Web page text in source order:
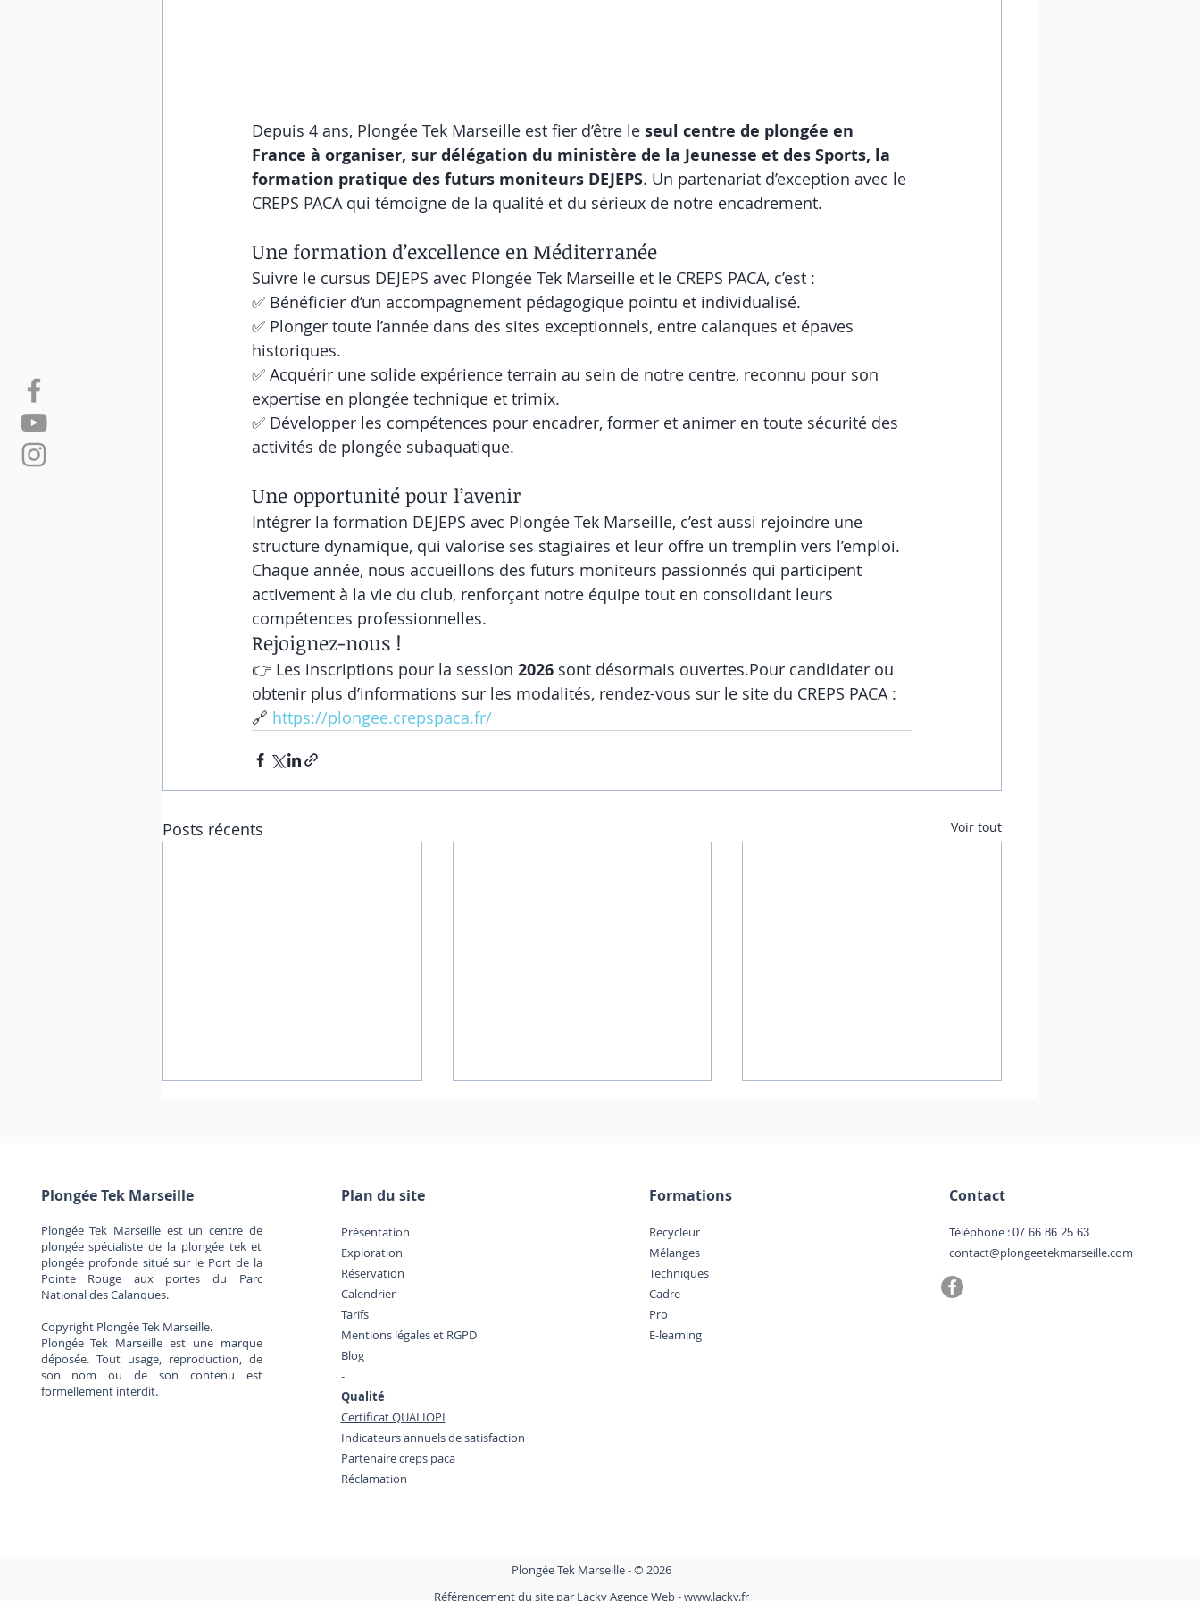
Depuis 4 ans, Plongée Tek Marseille est fier d’être le seul centre de plongée en
France à organiser, sur délégation du ministère de la Jeunesse et des Sports, la
formation pratique des futurs moniteurs DEJEPS. Un partenariat d’exception avec le
CREPS PACA qui témoigne de la qualité et du sérieux de notre encadrement.
Une formation d’excellence en Méditerranée
Suivre le cursus DEJEPS avec Plongée Tek Marseille et le CREPS PACA, c’est :
✅ Bénéficier d’un accompagnement pédagogique pointu et individualisé.
✅ Plonger toute l’année dans des sites exceptionnels, entre calanques et épaves
historiques.
✅ Acquérir une solide expérience terrain au sein de notre centre, reconnu pour son
expertise en plongée technique et trimix.
✅ Développer les compétences pour encadrer, former et animer en toute sécurité des
activités de plongée subaquatique.
Une opportunité pour l’avenir
Intégrer la formation DEJEPS avec Plongée Tek Marseille, c’est aussi rejoindre une
structure dynamique, qui valorise ses stagiaires et leur offre un tremplin vers l’emploi.
Chaque année, nous accueillons des futurs moniteurs passionnés qui participent
activement à la vie du club, renforçant notre équipe tout en consolidant leurs
compétences professionnelles.
Rejoignez-nous !
👉 Les inscriptions pour la session 2026 sont désormais ouvertes.Pour candidater ou
obtenir plus d’informations sur les modalités, rendez-vous sur le site du CREPS PACA :
🔗 https://plongee.crepspaca.fr/
Posts récents Voir tout
Baptême de plongée enfant
à Marseille : à partir de quel
Marseille : les bienfaits sur
Baptême de plongée seul à
Marseille : oser se lancer
même sans compagnon
Plongée Tek Marseille
Plongée Tek Marseille est un centre de
plongée spécialiste de la plongée tek et
plongée profonde situé sur le Port de la
Pointe Rouge aux portes du Parc
National des Calanques.
Copyright Plongée Tek Marseille.
Plongée Tek Marseille est une marque
déposée. Tout usage, reproduction, de
son nom ou de son contenu est
formellement interdit.
Plan du site
Présentation
Exploration
Réservation
Calendrier
Tarifs
Mentions légales et RGPD
Blog
-
Qualité
Certificat QUALIOPI
Indicateurs annuels de satisfaction
Partenaire creps paca
Réclamation
Formations
Recycleur
Mélanges
Techniques
Cadre
Pro
E-learning
Contact
Téléphone : 07 66 86 25 63
contact@plongeetekmarseille.com
Plongée Tek Marseille - © 2026
Référencement du site par Lacky Agence Web - www.lacky.fr